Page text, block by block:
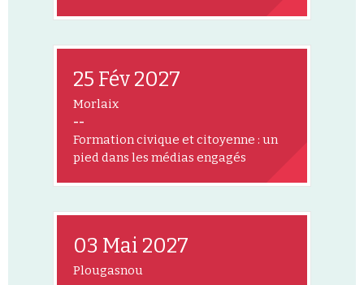
25 Fév 2027
Morlaix
--
Formation civique et citoyenne : un
pied dans les médias engagés
03 Mai 2027
Plougasnou